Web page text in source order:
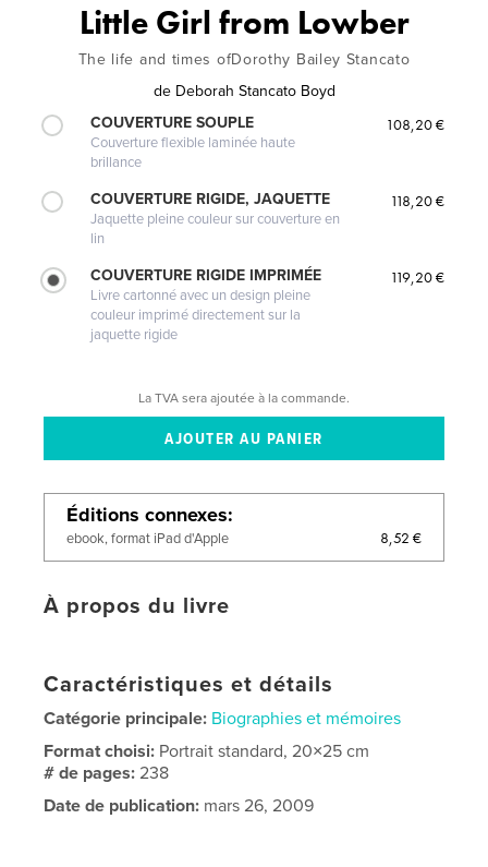
Little Girl from Lowber
The life and times ofDorothy Bailey Stancato
de Deborah Stancato Boyd
COUVERTURE SOUPLE
Couverture flexible laminée haute
brillance
108,20 €
COUVERTURE RIGIDE, JAQUETTE
Jaquette pleine couleur sur couverture en
lin
118,20 €
COUVERTURE RIGIDE IMPRIMÉE
Livre cartonné avec un design pleine
couleur imprimé directement sur la
jaquette rigide
119,20 €
La TVA sera ajoutée à la commande.
Éditions connexes
ebook, format iPad d'Apple 8,52 €
À propos du livre
Caractéristiques et détails
Catégorie principale: Biographies et mémoires
Format choisi: Portrait standard, 20×25 cm
# de pages:238
Date de publication: mars 26, 2009